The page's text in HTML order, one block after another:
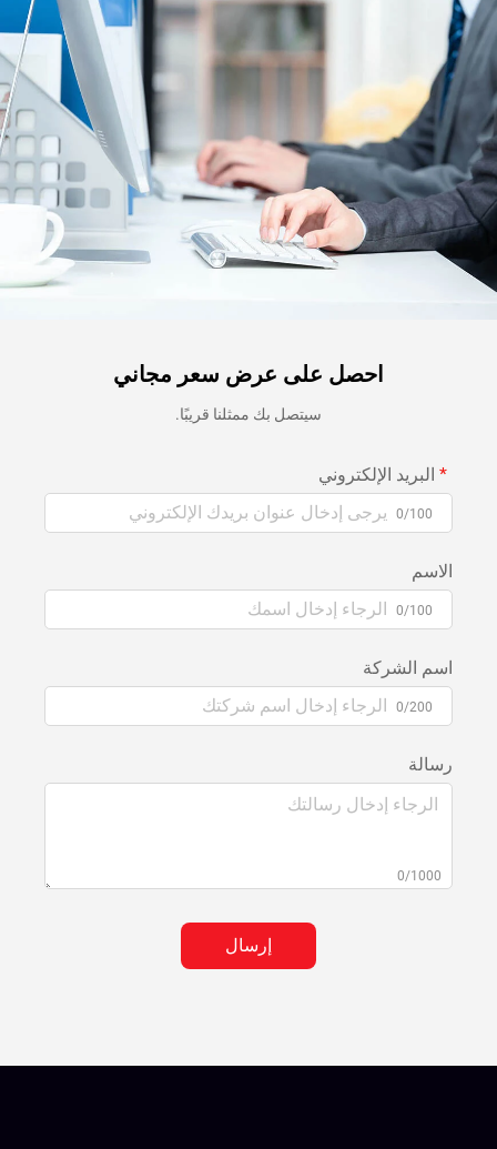
احصل على عرض سعر مجاني
سيتصل بك ممثلنا قريبًا.
البريد الإلكتروني
0/100
الاسم
0/100
اسم الشركة
0/200
رسالة
0/1000
إرسال